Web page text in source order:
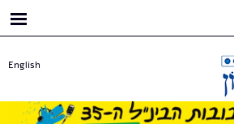
English